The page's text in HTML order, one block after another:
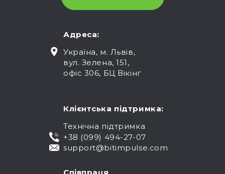
Адреса:
Україна, м. Львів,
вул. Зелена, 151,
офіс 306, БЦ Вікінг
Клієнтська підтримка:
Технічна підтримка
+38 (099) 494-27-07
support@bitimpulse.com